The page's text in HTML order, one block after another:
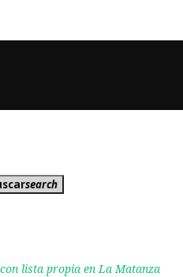
search
lista propia en La Matanza